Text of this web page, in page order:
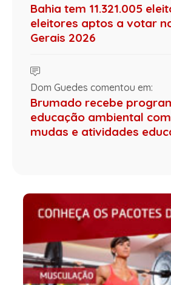
Bahia tem 11.321.005
eleitores aptos a votar
Gerais 2026
Dom Guedes comentou em:
Brumado recebe
educação ambiental
mudas e atividades